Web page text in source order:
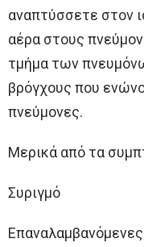
αναπτύσσετε στον
αέρα στους
τμήμα των
βρόγχους που
πνεύμονες.
Μερικά από τα
Συριγμό